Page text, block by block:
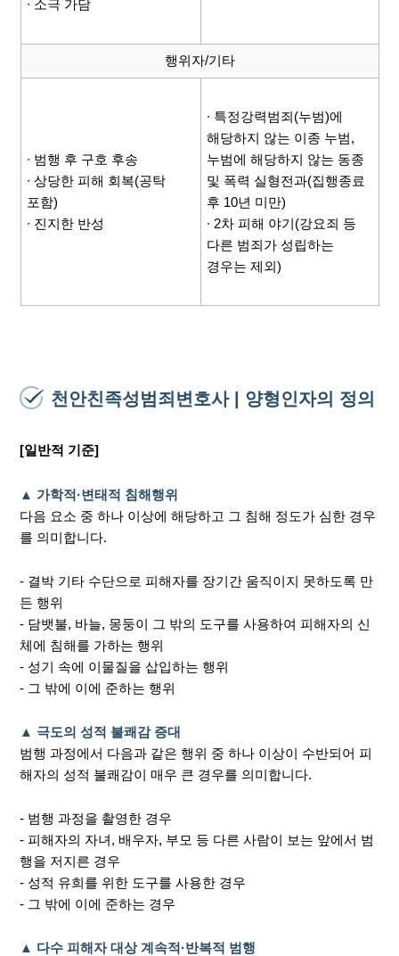
∙ 소극 가담
행위자/기타
∙ 범행 후 구호 후송
∙ 상당한 피해 회복(공탁
포함)
∙ 진지한 반성
∙ 특정강력범죄(누범)에
해당하지 않는 이종 누범,
누범에 해당하지 않는 동종
및 폭력 실형전과(집행종료
후 10년 미만)
∙ 2차 피해 야기(강요죄 등
다른 범죄가 성립하는
경우는 제외)
천안친족성범죄변호사 | 양형인자의 정의
[일반적 기준]
▲ 가학적·변태적 침해행위
다음 요소 중 하나 이상에 해당하고 그 침해 정도가 심한 경우
를 의미합니다.
- 결박 기타 수단으로 피해자를 장기간 움직이지 못하도록 만
든 행위
- 담뱃불, 바늘, 몽둥이 그 밖의 도구를 사용하여 피해자의 신
체에 침해를 가하는 행위
- 성기 속에 이물질을 삽입하는 행위
- 그 밖에 이에 준하는 행위
▲ 극도의 성적 불쾌감 증대
범행 과정에서 다음과 같은 행위 중 하나 이상이 수반되어 피
해자의 성적 불쾌감이 매우 큰 경우를 의미합니다.
- 범행 과정을 촬영한 경우
- 피해자의 자녀, 배우자, 부모 등 다른 사람이 보는 앞에서 범
행을 저지른 경우
- 성적 유희를 위한 도구를 사용한 경우
- 그 밖에 이에 준하는 경우
▲ 다수 피해자 대상 계속적·반복적 범행